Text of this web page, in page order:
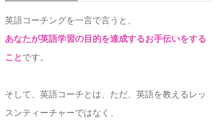
英語コーチングを一言で言うと、
あなたが英語学習の目的を達成するお手伝いをする
こと です。
そして、英語コーチとは、ただ、英語を教えるレッ
スンティーチャーではなく、